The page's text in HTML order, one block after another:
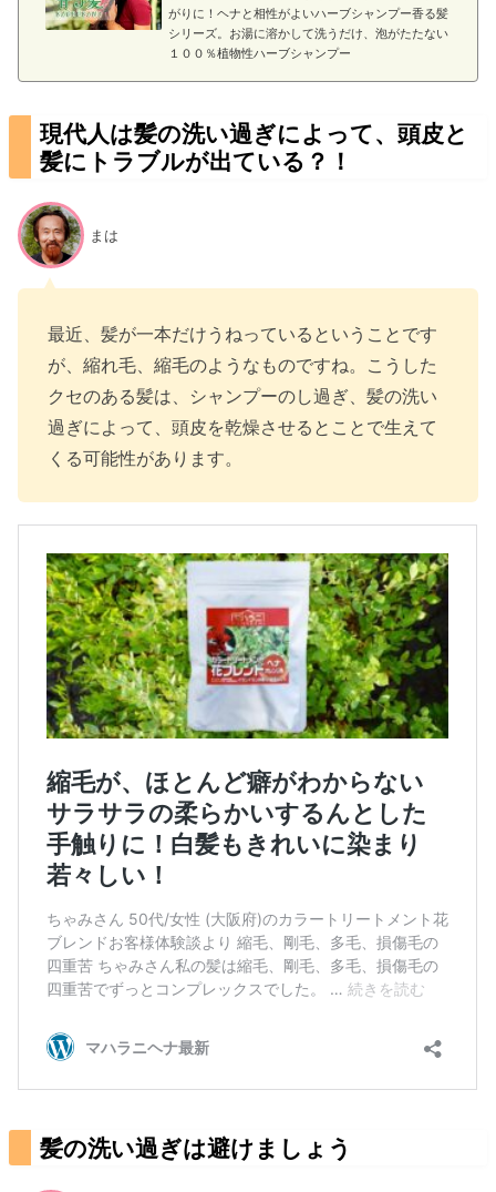
がりに！ヘナと相性がよいハーブシャンプー香る髪
シリーズ。お湯に溶かして洗うだけ、泡がたたない
１００％植物性ハーブシャンプー
現代人は髪の洗い過ぎによって、頭皮と
髪にトラブルが出ている？！
まは
最近、髪が一本だけうねっているということです
が、縮れ毛、縮毛のようなものですね。こうした
クセのある髪は、シャンプーのし過ぎ、髪の洗い
過ぎによって、頭皮を乾燥させるとことで生えて
くる可能性があります。
髪の洗い過ぎは避けましょう